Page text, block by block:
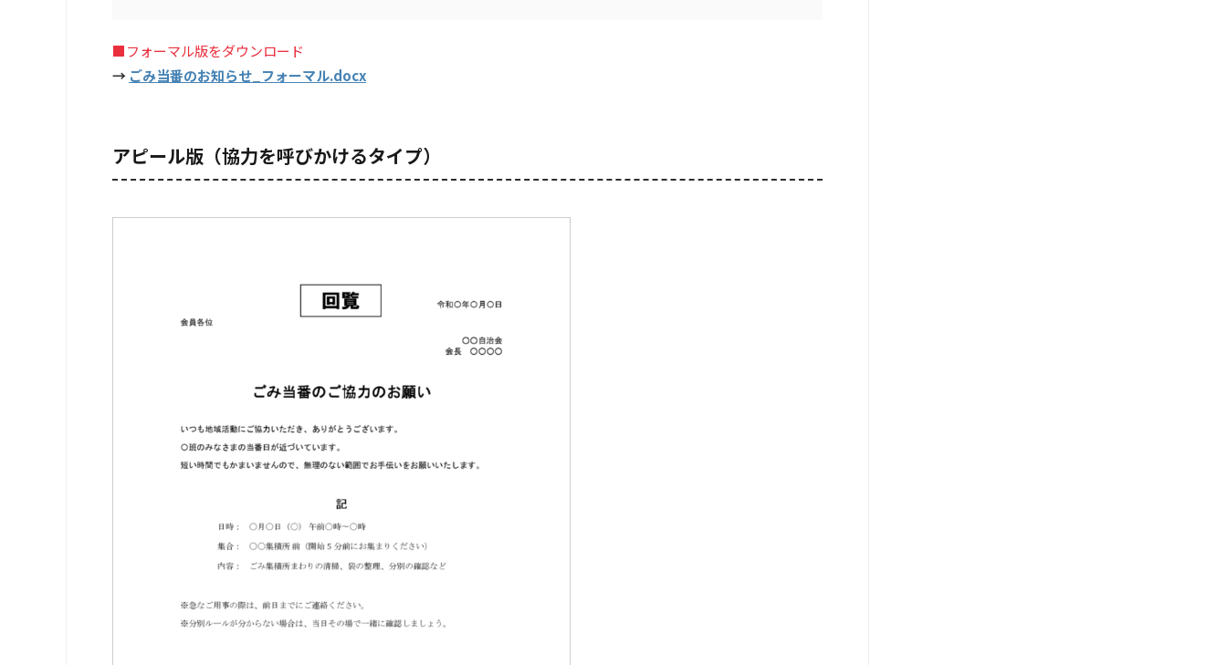
■フォーマル版をダウンロード
→ ごみ当番のお知らせ_フォーマル.docx
アピール版（協力を呼びかけるタイプ）